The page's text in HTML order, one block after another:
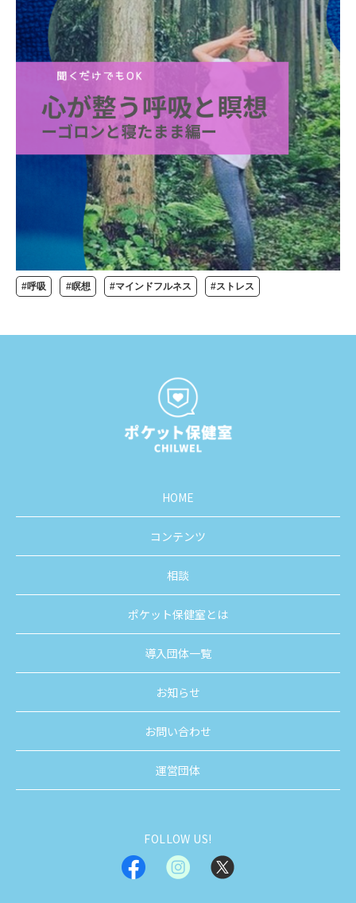
#呼吸 #瞑想 #マインドフルネス #ストレス
HOME
コンテンツ
相談
ポケット保健室とは
導入団体一覧
お知らせ
お問い合わせ
運営団体
FOLLOW US!